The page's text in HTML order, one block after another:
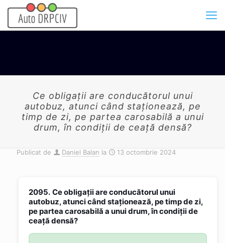
Ce obligaţii are conducătorul unui
autobuz, atunci când staţionează, pe
timp de zi, pe partea carosabilă a unui
drum, în condiţii de ceaţă densă?
Publicat de Daniel Balan la 13 octombrie 2024
2095. Ce obligaţii are conducătorul unui
autobuz, atunci când staţionează, pe timp de zi,
pe partea carosabilă a unui drum, în condiţii de
ceaţă densă?